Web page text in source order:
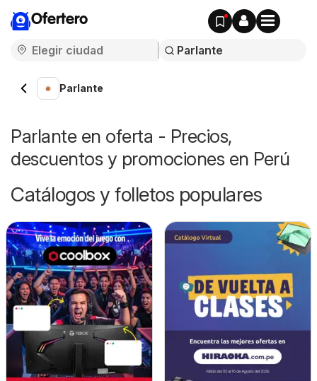
Ofertero
Parlante
Parlante en oferta - Precios,
descuentos y promociones en Perú
Catálogos y folletos populares